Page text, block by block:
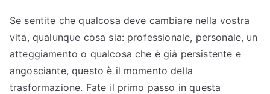
Se sentite che qualcosa deve cambiare nella vostra
vita, qualunque cosa sia: professionale, personale, un
atteggiamento o qualcosa che è già persistente e
angosciante, questo è il momento della
trasformazione. Fate il primo passo in questa